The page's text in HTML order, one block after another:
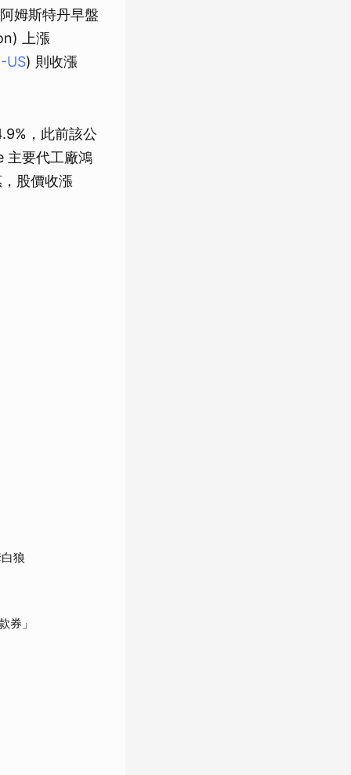
姆斯特丹早盤
上漲
US) 則收漲
，此前該公
主要代工廠鴻
股價收漲
狼
券」